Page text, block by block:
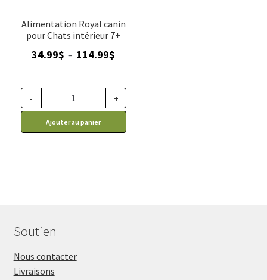
Alimentation Royal canin
pour Chats intérieur 7+
34.99$ – 114.99$
34.99$
à
- +
Ajouter au panier
Soutien
Nous contacter
Livraisons